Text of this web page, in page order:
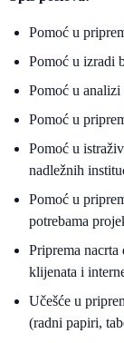
Pomoć u
Pomoć u izradi
Pomoć u
Pomoć u
Pomoć u
nadležnih
Pomoć u
potrebama
Priprema nacrta
klijenata i
Učešće u
(radni papiri,